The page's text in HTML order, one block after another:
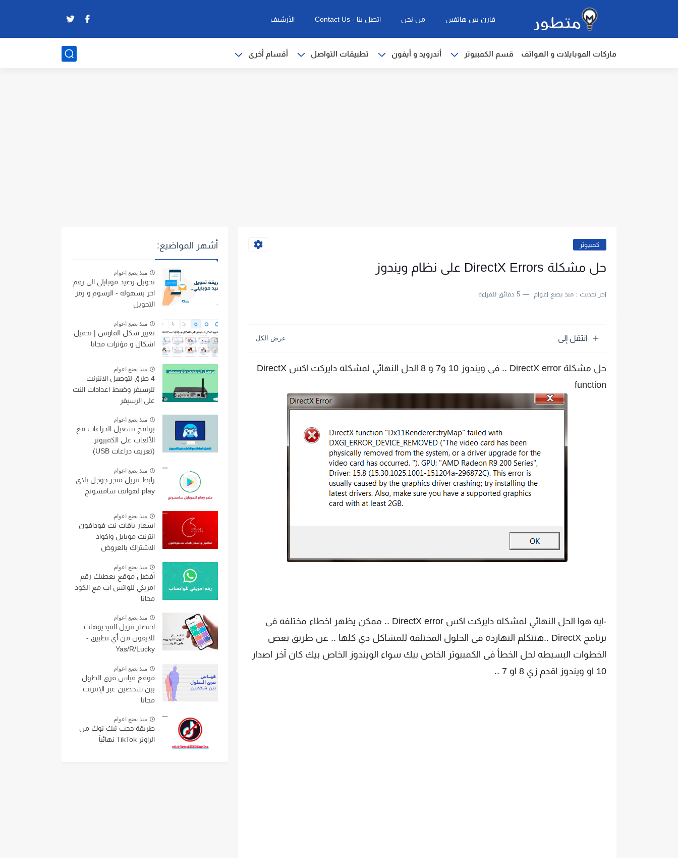
قارن بين هاتفين من نحن اتصل بنا - Contact Us الأرشيف
ماركات الموبايلات و الهواتف قسم الكمبيوتر أندرويد و أيفون تطبيقات التواصل أقسام أخرى
كمبيوتر
حل مشكلة DirectX Errors على نظام ويندوز
اخر تحديث : منذ بضع اعوام 5 دقائق للقراءة
انتقل إلى
حل مشكلة DirectX error .. فى ويندوز 10 و7 و 8 الحل النهائي لمشكله دايركت اكس DirectX
function
-ايه هوا الحل النهائي لمشكله دايركت اكس DirectX error .. ممكن يظهر اخطاء مختلفه فى
برنامج DirectX ..هنتكلم النهارده فى الحلول المختلفه للمشاكل دي كلها .. عن طريق بعض
الخطوات البسيطه لحل الخطأ فى الكمبيوتر الخاص بيك سواء الويندوز الخاص بيك كان آخر اصدار
10 او ويندوز اقدم زي 8 او 7 ..
أشهر المواضيع:
منذ بضع اعوام
تحويل رصيد موبايلي الى رقم
اخر بسهولة - الرسوم و رمز
التحويل
منذ بضع اعوام
تغيير شكل الماوس | تحميل
اشكال و مؤثرات مجانا
منذ بضع اعوام
4 طرق لتوصيل الانترنت
للرسيفر وضبط اعدادات النت
على الرسيفر
منذ بضع اعوام
برنامج تشغيل الدراعات مع
الألعاب على الكمبيوتر
(تعريف دراعات USB)
منذ بضع اعوام
رابط تنزيل متجر جوجل بلاي
play لهواتف سامسونج
منذ بضع اعوام
اسعار باقات نت فودافون
انترنت موبايل واكواد
الاشتراك بالعروض
منذ بضع اعوام
أفضل موقع يعطيك رقم
امريكي للواتس اب مع الكود
مجانا
منذ بضع اعوام
اختصار تنزيل الفيديوهات
للايفون من أي تطبيق -
Yas/R/Lucky
منذ بضع اعوام
موقع قياس فرق الطول
بين شخصين عبر الإنترنت
مجانا
منذ بضع اعوام
طريقة حجب تيك توك من
الراوتر TikTok نهائياً